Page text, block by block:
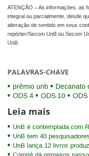
ATENÇÃO – As informações, as
integral ou parcialmente, desde
alteração de sentido em seus
repórter/Secom UnB ou Secom
UnB.
PALAVRAS-CHAVE
prêmio unb
Decanato
ODS 4
ODS 10 ODS
Leia mais
UnB é contemplada com
UnB tem 40
UnB lança 12 livros